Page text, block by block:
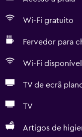
Wi-Fi gratuito
Fervedor para
Wi-Fi
TV de ecrã
TV
Artigos de